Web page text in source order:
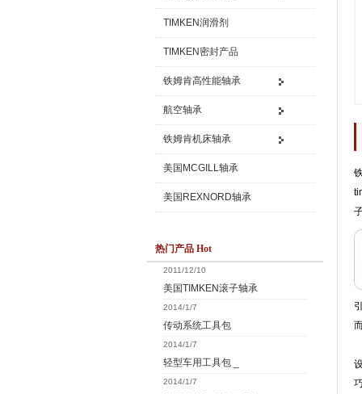
TIMKEN润滑剂
TIMKEN密封产品
铁姆肯高性能轴承
航空轴承
铁姆肯机床轴承
美国MCGILL轴承
美国REXNORD轴承
热门产品 Hot
2011/12/10
美国TIMKEN滚子轴承
2014/1/7
传动系统工具包
2014/1/7
轻型车用工具包 _
2014/1/7